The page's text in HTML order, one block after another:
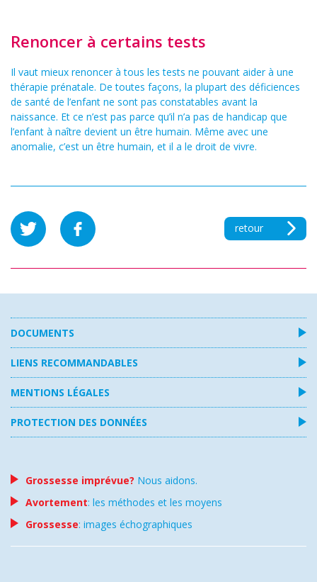
Renoncer à certains tests
Il vaut mieux renoncer à tous les tests ne pouvant aider à une
thérapie prénatale. De toutes façons, la plupart des déficiences
de santé de l’enfant ne sont pas constatables avant la
naissance. Et ce n’est pas parce qu’il n’a pas de handicap que
l’enfant à naître devient un être humain. Même avec une
anomalie, c’est un être humain, et il a le droit de vivre.
retour
DOCUMENTS
LIENS RECOMMANDABLES
MENTIONS LÉGALES
PROTECTION DES DONNÉES
Grossesse imprévue? Nous aidons.
Avortement: les méthodes et les moyens
Grossesse: images échographiques